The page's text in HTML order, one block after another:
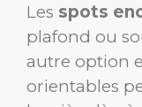
Les spots
plafond ou
autre option
orientables